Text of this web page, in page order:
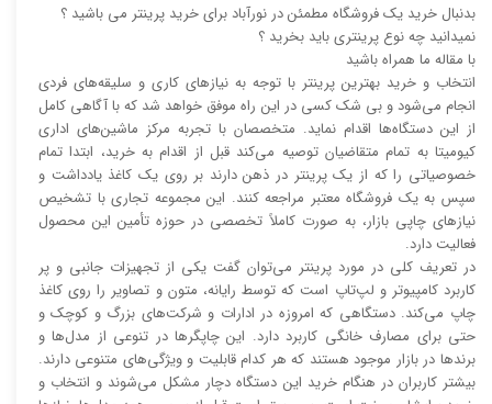
بدنبال خرید یک فروشگاه مطمئن در نورآباد برای خرید پرینتر می باشید ؟
نمیدانید چه نوع پرینتری باید بخرید ؟
با مقاله ما همراه باشید
انتخاب و خرید بهترین پرینتر با توجه به نیاز‌‌های کاری و سلیقه‌های فردی
انجام می‌شود و بی شک کسی در این راه موفق خواهد شد که با آگاهی کامل
از این دستگاه‌ها اقدام نماید. متخصصان با تجربه مرکز ماشین‌های اداری
کیومیتا به تمام متقاضیان توصیه می‌کند قبل از اقدام به خرید، ابتدا تمام
خصوصیاتی را که از یک پرینتر در ذهن دارند بر روی یک کاغذ یادداشت و
سپس به یک فروشگاه معتبر مراجعه کنند. این مجموعه تجاری با تشخیص
نیاز‌‌های چاپی بازار، به صورت کاملاً تخصصی در حوزه تأمین این محصول
فعالیت دارد.
در تعریف کلی در مورد پرینتر می‌توان گفت یکی از تجهیزات جانبی و پر
کاربرد کامپیوتر و لپ‌تاپ است که توسط رایانه، متون و تصاویر را روی کاغذ
چاپ می‌کند. دستگاهی که امروزه در ادارات و شرکت‌های بزرگ و کوچک و
حتی برای مصارف خانگی کاربرد دارد. این چاپگر‌ها در تنوعی از مدل‌ها و
برند‌ها در بازار موجود هستند که هر کدام قابلیت و ویژگی‌های متنوعی دارند.
بیشتر کاربران در هنگام خرید این دستگاه دچار مشکل می‌شوند و انتخاب و